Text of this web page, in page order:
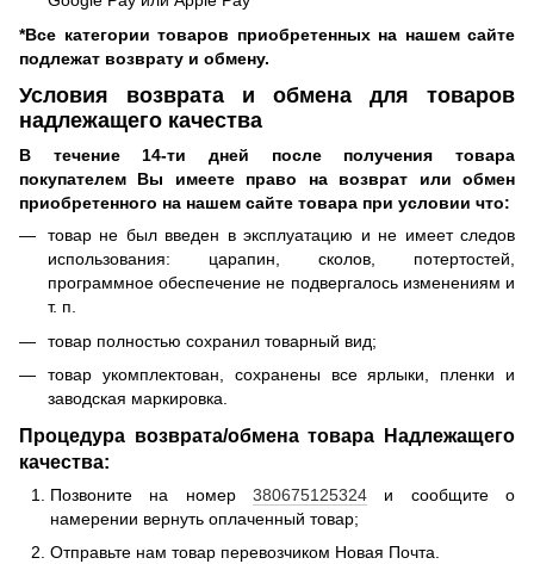
*Все категории товаров приобретенных на нашем сайте
подлежат возврату и обмену.
Условия возврата и обмена для товаров
надлежащего качества
В течение 14-ти дней после получения товара
покупателем Вы имеете право на возврат или обмен
приобретенного на нашем сайте товара при условии что:
товар не был введен в эксплуатацию и не имеет следов
использования: царапин, сколов, потертостей,
программное обеспечение не подвергалось изменениям и
т. п.
товар полностью сохранил товарный вид;
товар укомплектован, сохранены все ярлыки, пленки и
заводская маркировка.
Процедура возврата/обмена товара Надлежащего
качества:
Позвоните на номер 380675125324 и сообщите о
намерении вернуть оплаченный товар;
Отправьте нам товар перевозчиком Новая Почта.